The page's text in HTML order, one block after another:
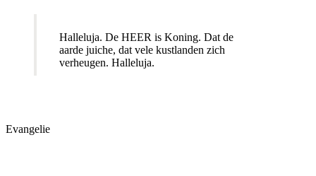
Halleluja. De HEER is Koning. Dat de
aarde juiche, dat vele kustlanden zich
verheugen. Halleluja.
Evangelie